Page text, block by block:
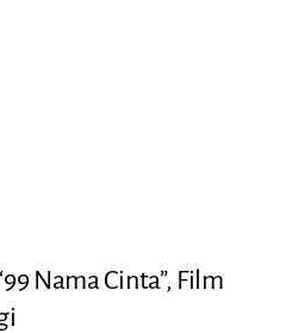
Nama Cinta”, Film